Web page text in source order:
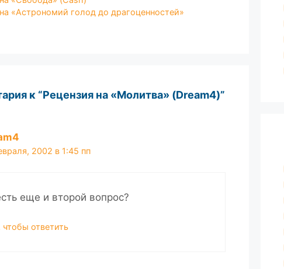
«Астрономий голод до драгоценностей»
к “Рецензия на «Молитва» (Dream4)”
2002 в 1:45 пп
еще и второй вопрос?
чтобы ответить